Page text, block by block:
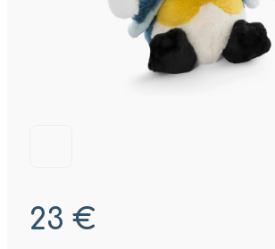
23 €